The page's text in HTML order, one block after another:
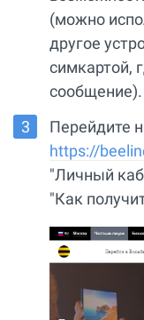
(можно
другое
симкартой,
сообщение).
Перейдите
https://
"Личный
"Как